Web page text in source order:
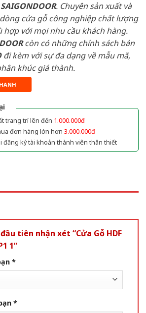
SAIGONDOOR. Chuyên sản xuất và
cửa gỗ công nghiệp chất lượng
hợp với mọi nhu cầu khách hàng.
còn có những chính sách bán
đi kèm với sự đa dạng về mẫu mã,
khúc giá thành.
trang trí lên đến 1.000.000đ
đơn hàng lớn hơn 3.000.000đ
đăng ký tài khoản thành viên thân thiết
tiên nhận xét “Cửa Gỗ HDF
1”
*
*